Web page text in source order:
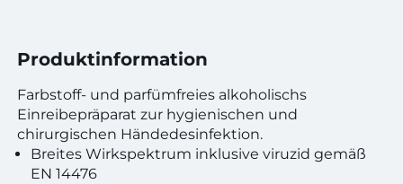
Produktinformation
Farbstoff- und parfümfreies alkoholischs
Einreibepräparat zur hygienischen und
chirurgischen Händedesinfektion.
Breites Wirkspektrum inklusive viruzid gemäß
EN 14476